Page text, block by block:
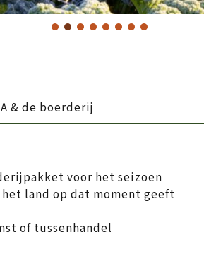
& de boerderij
voor het seizoen
land op dat moment geeft
of tussenhandel